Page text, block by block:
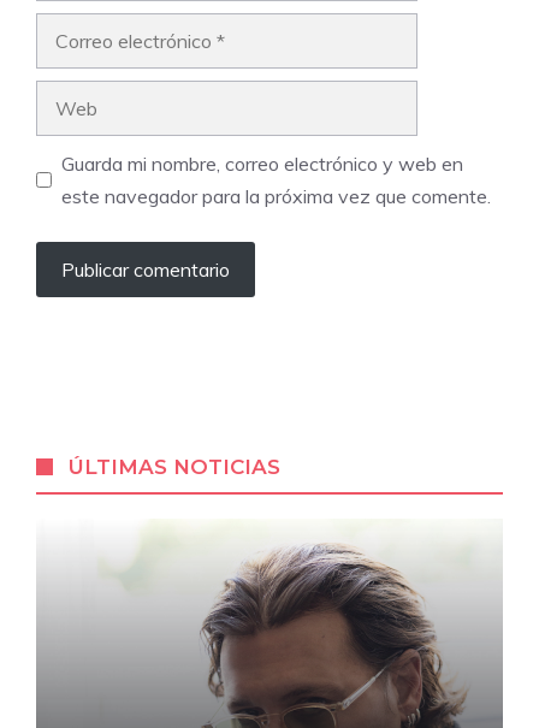
Guarda mi nombre, correo electrónico y web en
este navegador para la próxima vez que comente.
ÚLTIMAS NOTICIAS